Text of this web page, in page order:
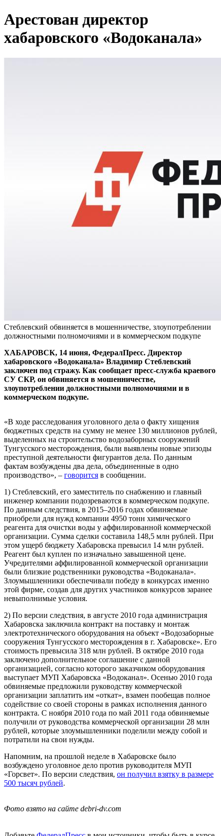
Арестован директор
хабаровского «Водоканала»
Стеблевский обвиняется в мошенничестве, злоупотреблении
должностными полномочиями и в коммерческом подкупе
ХАБАРОВСК, 14 июня, ФедералПресс. Директор
хабаровского «Водоканала» Владимир Стеблевский
заключен под стражу. Как сообщает пресс-служба краевого
СУ СКР, он обвиняется в мошенничестве,
злоупотреблении должностными полномочиями и в
коммерческом подкупе.
«В ходе расследования уголовного дела о факту хищения
бюджетных средств на сумму не менее 130 миллионов рублей,
выделенных на строительство водозаборных сооружений
Тунгусского месторождения, были выявлены новые эпизоды
преступной деятельности фигурантов дела. По данным
фактам возбуждены два дела, объединенные в одно
производство», – говорится в сообщении.
1) Стеблевский, его заместитель по снабжению и главный
инженер компании подозреваются в коммерческом подкупе.
По данным следствия, в 2015–2016 годах обвиняемые
приобрели для нужд компании 4950 тонн химического
реагента для очистки воды у аффилированной коммерческой
организации. Сумма сделки составила 148,5 млн рублей. При
этом ущерб бюджету Хабаровска превысил 14 млн рублей.
Реагент был куплен по изначально завышенной цене.
Учредителями аффилированной коммерческой организации
были близкие родственники руководства «Водоканала».
Злоумышленники обеспечивали победу в конкурсах именно
этой фирме, создав для других участников конкурсов заранее
невыполнимые условия.
2) По версии следствия, в августе 2010 года администрация
Хабаровска заключила контракт на поставку и монтаж
электротехнического оборудования на объект «Водозаборные
сооружения Тунгусского месторождения в г. Хабаровске». Его
стоимость превысила 318 млн рублей. В октябре 2010 года
заключено дополнительное соглашение с данной
организацией, согласно которого заказчиком оборудования
выступает МУП Хабаровска «Водоканал». Осенью 2010 года
обвиняемые предложили руководству коммерческой
организации заплатить им «откат», взамен пообещав полное
содействие со своей стороны в рамках исполнения данного
контракта. С ноября 2010 года по май 2011 года обвиняемые
получили от руководства коммерческой организации 28 млн
рублей, которые злоумышленники поделили между собой и
потратили на свои нужды.
Напомним, на прошлой неделе в Хабаровске было
возбуждено уголовное дело против руководителя МУП
«Горсвет». По версии следствия, он получил взятку в размере
500 тысяч рублей.
Фото взято на сайте debri-dv.com